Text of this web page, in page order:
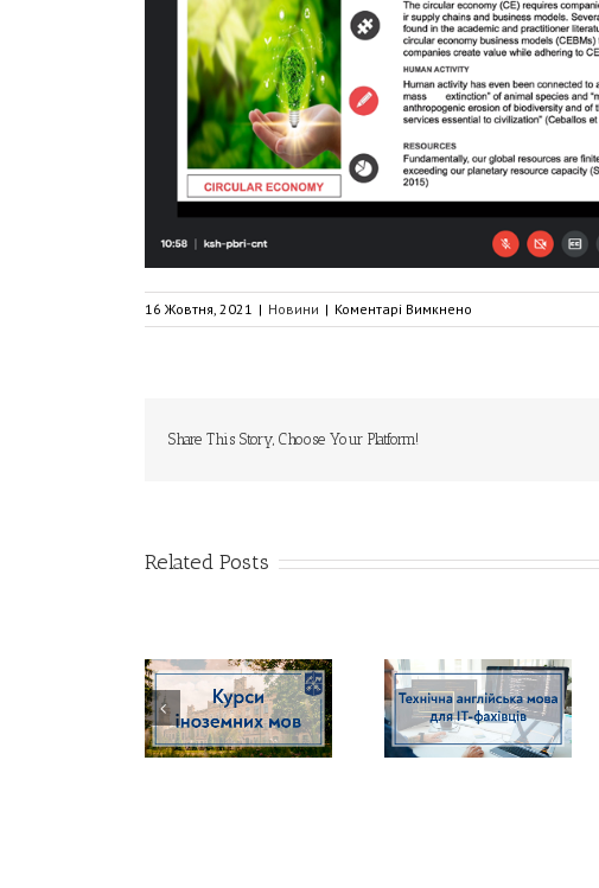
16 Жовтня, 2021 | Новини | Коментарі Вимкнено
Міжнародна
16
Share This Story, Choose Your Platform!
Related Posts
Технічна англійська
мова для IT-фахівців
Konferencja naukowa
«Narody i państwa
w świecie